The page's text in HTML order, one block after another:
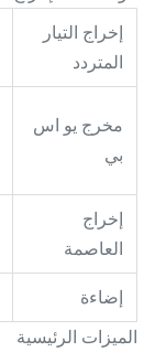
إخراج التيار
المتردد
مخرج يو اس
بي
إخراج
العاصمة
إضاءة
الميزات الرئيسية